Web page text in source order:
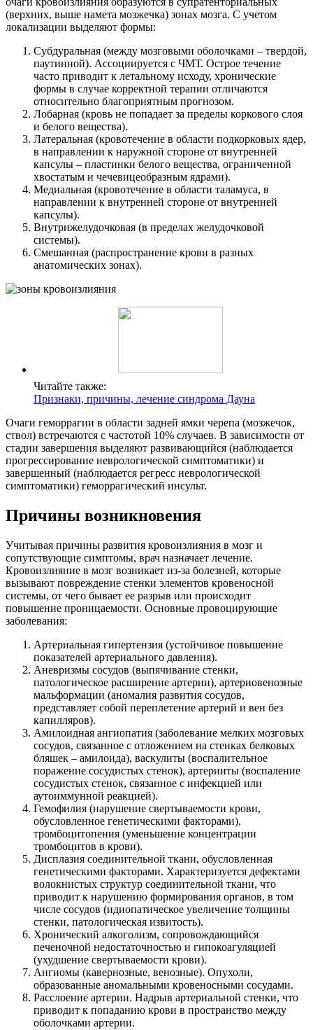
(верхних, выше намета мозжечка) зонах мозга. С учетом
локализации выделяют формы:
Субдуральная (между мозговыми оболочками – твердой,
паутинной). Ассоциируется с ЧМТ. Острое течение
часто приводит к летальному исходу, хронические
формы в случае корректной терапии отличаются
относительно благоприятным прогнозом.
Лобарная (кровь не попадает за пределы коркового слоя
и белого вещества).
Латеральная (кровотечение в области подкорковых ядер,
в направлении к наружной стороне от внутренней
капсулы – пластинки белого вещества, ограниченной
хвостатым и чечевицеобразным ядрами).
Медиальная (кровотечение в области таламуса, в
направлении к внутренней стороне от внутренней
капсулы).
Внутрижелудочковая (в пределах желудочковой
системы).
Смешанная (распространение крови в разных
анатомических зонах).
Читайте также:
Признаки, причины, лечение синдрома Дауна
Очаги геморрагии в области задней ямки черепа (мозжечок,
ствол) встречаются с частотой 10% случаев. В зависимости от
стадии завершения выделяют развивающийся (наблюдается
прогрессирование неврологической симптоматики) и
завершенный (наблюдается регресс неврологической
симптоматики) геморрагический инсульт.
Причины возникновения
Учитывая причины развития кровоизлияния в мозг и
сопутствующие симптомы, врач назначает лечение.
Кровоизлияние в мозг возникает из-за болезней, которые
вызывают повреждение стенки элементов кровеносной
системы, от чего бывает ее разрыв или происходит
повышение проницаемости. Основные провоцирующие
заболевания:
Артериальная гипертензия (устойчивое повышение
показателей артериального давления).
Аневризмы сосудов (выпячивание стенки,
патологическое расширение артерии), артериовенозные
мальформации (аномалия развития сосудов,
представляет собой переплетение артерий и вен без
капилляров).
Амилоидная ангиопатия (заболевание мелких мозговых
сосудов, связанное с отложением на стенках белковых
бляшек – амилоида), васкулиты (воспалительное
поражение сосудистых стенок), артерииты (воспаление
сосудистых стенок, связанное с инфекцией или
аутоиммунной реакцией).
Гемофилия (нарушение свертываемости крови,
обусловленное генетическими факторами),
тромбоцитопения (уменьшение концентрации
тромбоцитов в крови).
Дисплазия соединительной ткани, обусловленная
генетическими факторами. Характеризуется дефектами
волокнистых структур соединительной ткани, что
приводит к нарушению формирования органов, в том
числе сосудов (идиопатическое увеличение толщины
стенки, патологическая извитость).
Хронический алкоголизм, сопровождающийся
печеночной недостаточностью и гипокоагуляцией
(ухудшение свертываемости крови).
Ангиомы (кавернозные, венозные). Опухоли,
образованные аномальными кровеносными сосудами.
Расслоение артерии. Надрыв артериальной стенки, что
приводит к попаданию крови в пространство между
оболочками артерии.